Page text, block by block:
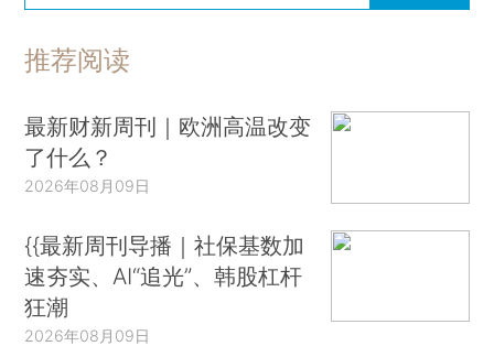
推荐阅读
最新财新周刊｜欧洲高温改变
了什么？
2026年08月09日
{{最新周刊导播｜社保基数加
速夯实、AI“追光”、韩股杠杆
狂潮
2026年08月09日